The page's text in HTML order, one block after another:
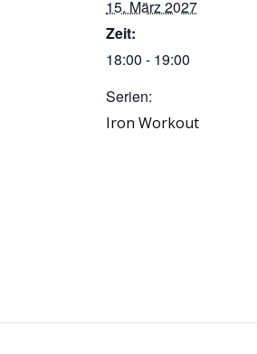
15. März 2027
Zeit:
18:00 - 19:00
Serien:
Iron Workout